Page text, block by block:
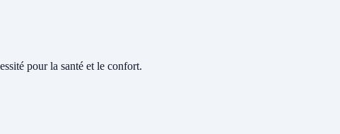
pour la santé et le confort.